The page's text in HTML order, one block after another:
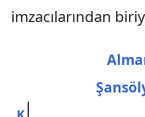
imzacılarından